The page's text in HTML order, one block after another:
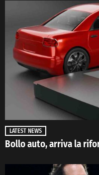
LATEST NEWS
Bollo auto, arriva la